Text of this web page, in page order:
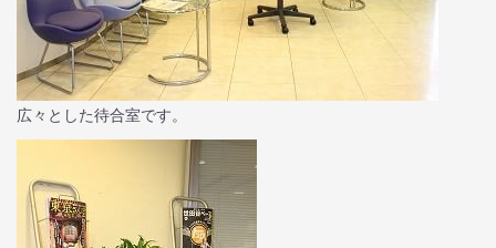
広々とした待合室です。